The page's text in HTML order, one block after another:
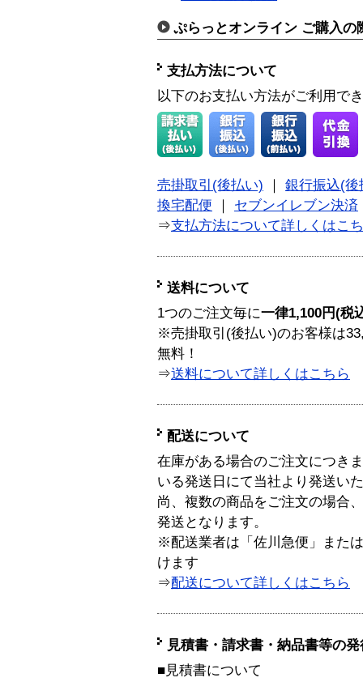
ぷらっとオンライン ご購入の
支払方法について
以下のお支払い方法がご利用で
売掛取引(後払い)
銀行振込(後
換宅配便
セブンイレブン決済
⇒支払方法について詳しくはこ
送料について
1つのご注文毎に一律1,100円(税
※売掛取引(後払い)のお客様は
無料！
⇒送料について詳しくはこちら
配送について
在庫がある場合のご注文につき
いる発送日にて当社より発送い
尚、複数の商品をご注文の場合
発送となります。
※配送業者は「佐川急便」また
けます
⇒配送について詳しくはこちら
見積書・請求書・納品書等の
■見積書について